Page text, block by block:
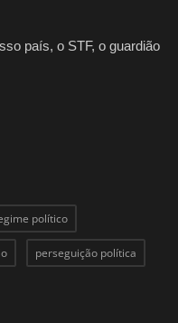
país, o STF, o guardião
político
perseguição política